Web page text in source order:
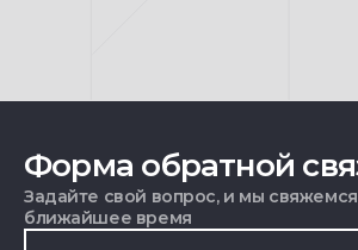
Форма обратной
Задайте свой вопрос, и мы
ближайшее время